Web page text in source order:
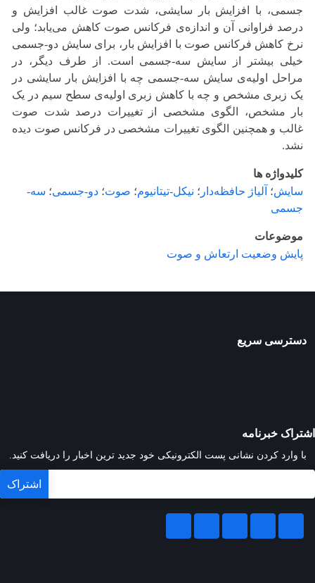
جسمی، با افزایش بار سایشی، شدت صوت غالب افزایش و
درصد فراوانی آن و اندازه‌ی فرکانس صوت کاهش می‌یابد؛ ولی
نرخ کاهش فرکانس صوت با افزایش بار، برای سایش دو-جسمی
خیلی بیشتر از سایش سه-جسمی است. از طرف دیگر، در
مراحل اولیه‌ی سایش سه-جسمی چه با افزایش بار سایشی در
یک زبری مشخص و چه با کاهش زبری اولیه‌ی سطح سیم در یک
بار مشخص، الگوی مشخصی از تغییرات درصد شدت صوت
غالب و همچنین الگوی تغییرات مشخصی در فرکانس صوت دیده
نشد.
کلیدواژه ها
سایش؛ آلیاژ حافظه‌دار ؛ نیکل-تیتانیوم؛ صوت؛ دو-جسمی؛ سه-
جسمی
موضوعات
پایش وضعیت ارتعاش و صوت
دسترسی سریع
اشتراک خبرنامه
با وارد کردن نشانی پست الکترونیکی خود جدید ترین اخبار را دریافت کنید.